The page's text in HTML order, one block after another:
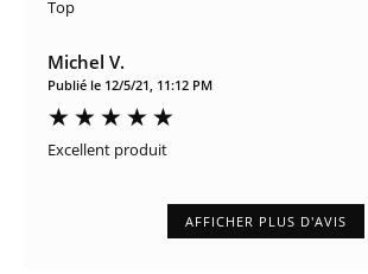
Top
Michel V.
Publié le 12/5/21, 11:12 PM
Excellent produit
AFFICHER PLUS D'AVIS